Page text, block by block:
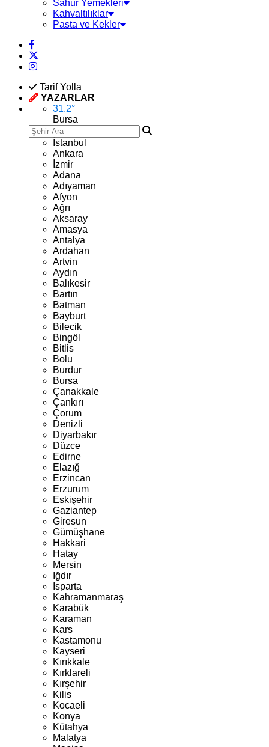
Sahur Yemekleri
Kahvaltılıklar
Pasta ve Kekler
Tarif Yolla
YAZARLAR
31.2°
Bursa
İstanbul
Ankara
İzmir
Adana
Adıyaman
Afyon
Ağrı
Aksaray
Amasya
Antalya
Ardahan
Artvin
Aydın
Balıkesir
Bartın
Batman
Bayburt
Bilecik
Bingöl
Bitlis
Bolu
Burdur
Bursa
Çanakkale
Çankırı
Çorum
Denizli
Diyarbakır
Düzce
Edirne
Elazığ
Erzincan
Erzurum
Eskişehir
Gaziantep
Giresun
Gümüşhane
Hakkari
Hatay
Mersin
Iğdır
Isparta
Kahramanmaraş
Karabük
Karaman
Kars
Kastamonu
Kayseri
Kırıkkale
Kırklareli
Kırşehir
Kilis
Kocaeli
Konya
Kütahya
Malatya